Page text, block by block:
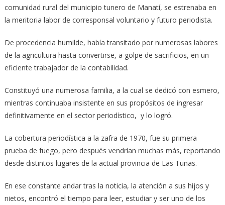
comunidad rural del municipio tunero de Manatí, se estrenaba en
la meritoria labor de corresponsal voluntario y futuro periodista.
De procedencia humilde, había transitado por numerosas labores
de la agricultura hasta convertirse, a golpe de sacrificios, en un
eficiente trabajador de la contabilidad.
Constituyó una numerosa familia, a la cual se dedicó con esmero,
mientras continuaba insistente en sus propósitos de ingresar
definitivamente en el sector periodístico, y lo logró.
La cobertura periodística a la zafra de 1970, fue su primera
prueba de fuego, pero después vendrían muchas más, reportando
desde distintos lugares de la actual provincia de Las Tunas.
En ese constante andar tras la noticia, la atención a sus hijos y
nietos, encontró el tiempo para leer, estudiar y ser uno de los